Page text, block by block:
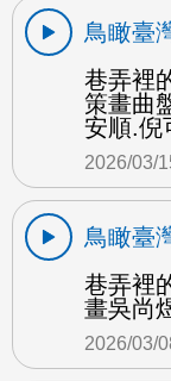
鳥瞰臺
巷弄裡
策畫曲
安順.倪
2026/03/
鳥瞰臺
巷弄裡
畫吳尚
2026/03/